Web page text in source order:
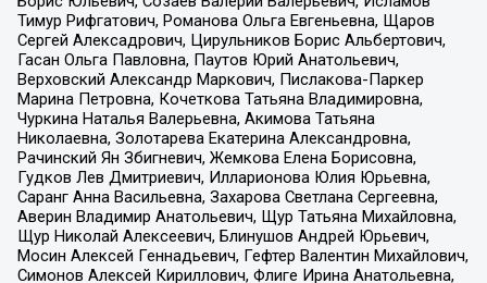
Тимур Рифгатович, Романова Ольга Евгеньевна, Щаров
Сергей Алексадрович, Цирульников Борис Альбертович,
Гасан Ольга Павловна, Паутов Юрий Анатольевич,
Верховский Александр Маркович, Пислакова-Паркер
Марина Петровна, Кочеткова Татьяна Владимировна,
Чуркина Наталья Валерьевна, Акимова Татьяна
Николаевна, Золотарева Екатерина Александровна,
Рачинский Ян Збигневич, Жемкова Елена Борисовна,
Гудков Лев Дмитриевич, Илларионова Юлия Юрьевна,
Саранг Анна Васильевна, Захарова Светлана Сергеевна,
Аверин Владимир Анатольевич, Щур Татьяна Михайловна,
Щур Николай Алексеевич, Блинушов Андрей Юрьевич,
Мосин Алексей Геннадьевич, Гефтер Валентин Михайлович,
Симонов Алексей Кириллович, Флиге Ирина Анатольевна,